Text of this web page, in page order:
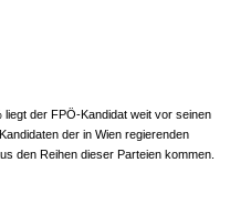
der FPÖ-Kandidat weit vor seinen
der in Wien regierenden
den Reihen dieser Parteien kommen.